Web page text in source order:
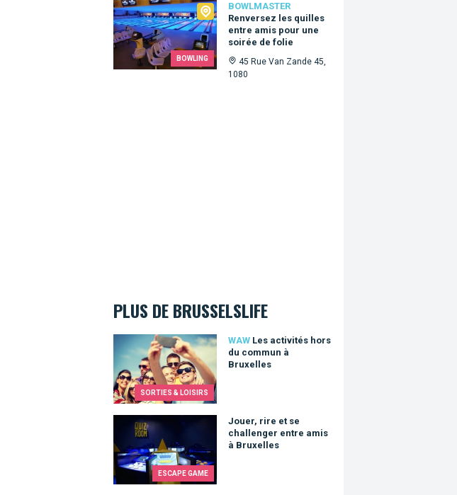
BOWLING
BOWLMASTER
Renversez les quilles
entre amis pour une
soirée de folie
45 Rue Van Zande 45,
1080
Bowlmaster
PLUS DE BRUSSELSLIFE
SORTIES & LOISIRS
WAW Les activités hors
du commun à
Bruxelles
Les activités hors du commun à Bruxelles
ESCAPE GAME
Jouer, rire et se
challenger entre amis
à Bruxelles
Jouer, rire et se challenger entre amis à Bruxelles